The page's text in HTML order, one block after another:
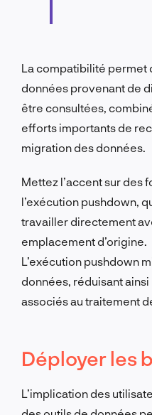
La compatibilité permet
données provenant de
être consultées,
efforts importants de
migration des données.
Mettez l’accent sur des
l’exécution pushdown,
travailler directement
emplacement d’origine.
L’exécution pushdown
données, réduisant
associés au traitement
Déployer les
L’implication des